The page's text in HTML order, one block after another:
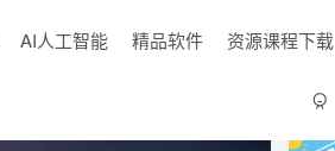
AI人工智能 精品软件 资源课程下载